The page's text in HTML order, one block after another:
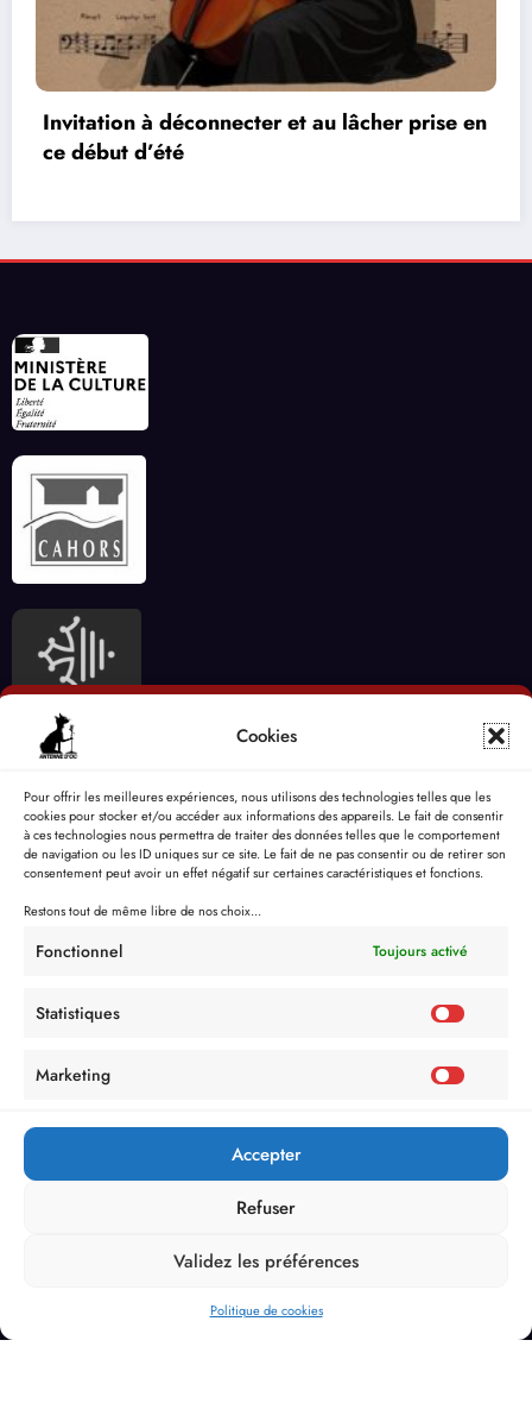
Cookies
Pour offrir les meilleures expériences, nous utilisons des technologies telles que les
cookies pour stocker et/ou accéder aux informations des appareils. Le fait de consentir
à ces technologies nous permettra de traiter des données telles que le comportement
de navigation ou les ID uniques sur ce site. Le fait de ne pas consentir ou de retirer son
consentement peut avoir un effet négatif sur certaines caractéristiques et fonctions.
Restons tout de même libre de nos choix...
Fonctionnel Toujours activé
Statistiques
Marketing
Accepter
Refuser
Validez les préférences
Politique de cookies
Les réseaux de communication entre les jeux
vidéos